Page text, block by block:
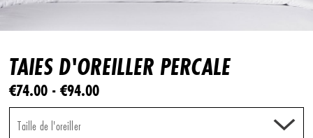
TAIES D'OREILLER PERCALE
€74.00 - €94.00
Taille de l'oreiller